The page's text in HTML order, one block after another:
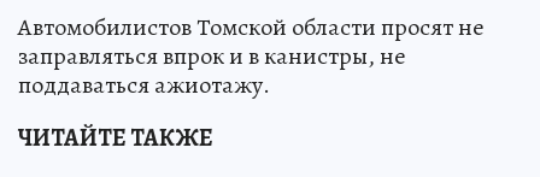
Автомобилистов Томской области просят не
заправляться впрок и в канистры, не
поддаваться ажиотажу.
ЧИТАЙТЕ ТАКЖЕ